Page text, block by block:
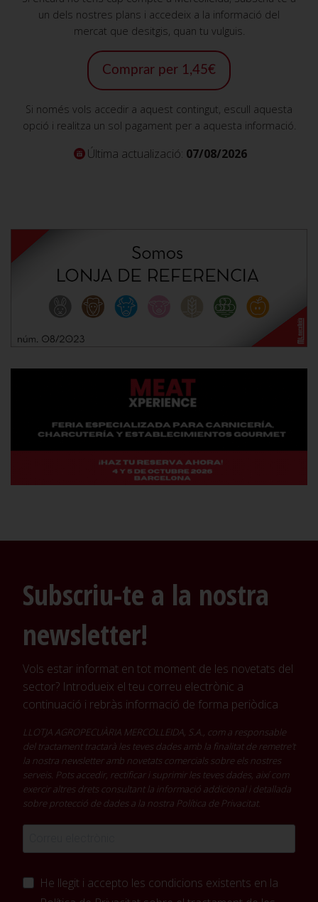
un dels nostres plans i accedeix a la informació del
mercat que desitgis, quan tu vulguis.
Comprar per 1,45€
Si només vols accedir a aquest contingut, escull aquesta
opció i realitza un sol pagament per a aquesta informació.
Última actualizació: 07/08/2026
Subscriu-te a la nostra
newsletter!
Vols estar informat en tot moment de les novetats del
sector? Introdueix el teu correu electrònic a
continuació i rebràs informació de forma periòdica
LLOTJA AGROPECUÀRIA MERCOLLEIDA, S.A., com a responsable
del tractament tractarà les teves dades amb la finalitat de remetre't
la nostra newsletter amb novetats comercials sobre els nostres
serveis. Pots accedir, rectificar i suprimir les teves dades, així com
exercir altres drets consultant la informació addicional i detallada
sobre protecció de dades a la nostra Política de Privacitat.
He llegit i accepto les condicions existents en la